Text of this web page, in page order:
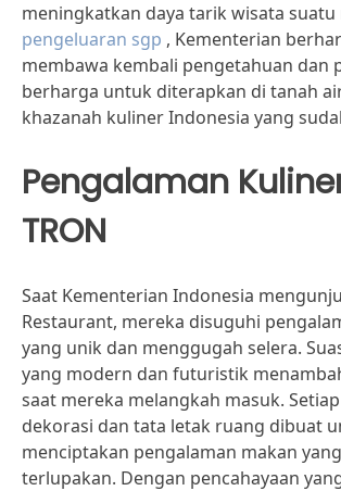
meningkatkan daya tarik wisata suatu
pengeluaran sgp , Kementerian
membawa kembali pengetahuan dan
berharga untuk diterapkan di tanah
khazanah kuliner Indonesia yang
Pengalaman
TRON
Saat Kementerian Indonesia
Restaurant, mereka disuguhi
yang unik dan menggugah selera.
yang modern dan futuristik
saat mereka melangkah masuk.
dekorasi dan tata letak ruang dibuat
menciptakan pengalaman makan
terlupakan. Dengan pencahayaan